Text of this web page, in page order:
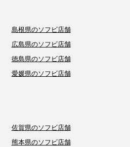
島根県のソフビ店舗
広島県のソフビ店舗
徳島県のソフビ店舗
愛媛県のソフビ店舗
佐賀県のソフビ店舗
熊本県のソフビ店舗